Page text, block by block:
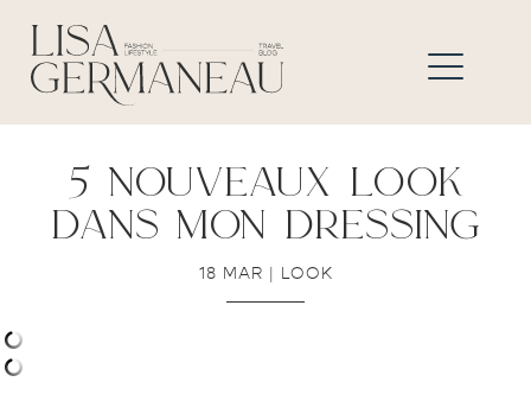
5 nouveaux look
dans mon dressing
18 MAR | LOOK